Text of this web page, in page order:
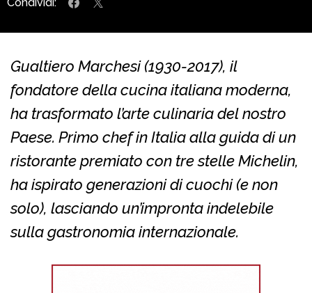
Condividi:
Gualtiero Marchesi (1930-2017), il
fondatore della cucina italiana moderna,
ha trasformato l’arte culinaria del nostro
Paese. Primo chef in Italia alla guida di un
ristorante premiato con tre stelle Michelin,
ha ispirato generazioni di cuochi (e non
solo), lasciando un’impronta indelebile
sulla gastronomia internazionale.